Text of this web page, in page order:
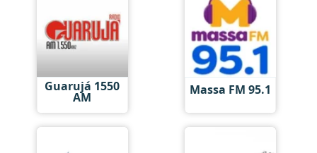
Guarujá 1550
AM Massa FM 95.1